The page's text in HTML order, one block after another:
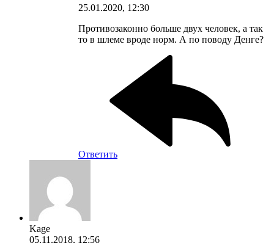
25.01.2020, 12:30
Противозаконно больше двух человек, а так
то в шлеме вроде норм. А по поводу Денге?
Ответить
Kage
05.11.2018, 12:56